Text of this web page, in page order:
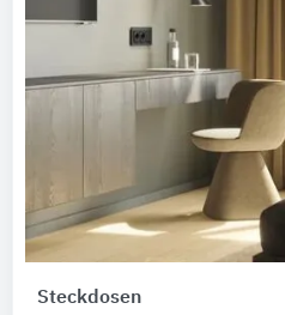
Steckdosen